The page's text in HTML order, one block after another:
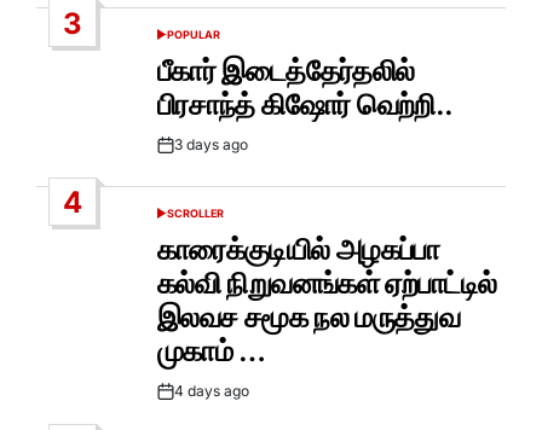
3
POSTED
IN
POPULAR
பீகார் இடைத்தேர்தலில்
பிரசாந்த் கிஷோர் வெற்றி..
Post3 days ago
4
POSTED
SCROLLER
காரைக்குடியில் அழகப்பா
கல்வி நிறுவனங்கள் ஏற்பாட்டில்
இலவச சமூக நல மருத்துவ
முகாம் …
Post4 days ago